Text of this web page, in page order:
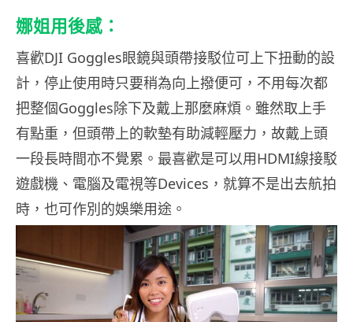
娜姐用後感：
喜歡DJI Goggles眼鏡與頭帶接駁位可上下扭動的設
計，停止使用時只要稍為向上撥便可，不用每次都
把整個Goggles除下及戴上那麼麻煩。雖然取上手
有點重，但頭帶上的軟墊有助減輕壓力，故戴上頭
一段長時間亦不覺累。最喜歡是可以用HDMI線接駁
遊戲機、電腦及電視等Devices，就算不是出去航拍
時，也可作別的娛樂用途。